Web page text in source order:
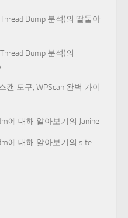
Dump 분석)의 딸둘아
Dump 분석)의
캔 도구, WPScan 완벽 가이
에 대해 알아보기의 Janine
에 대해 알아보기의 site